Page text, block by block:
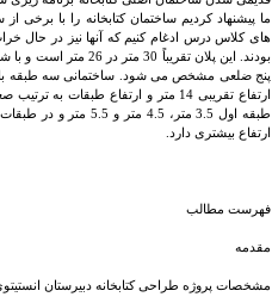
ما پیشنهاد کردیم ساختمان کتابخانه را با برخی از
های کلاس درس ادغام کنیم که آنها نیز در حال
بودند. این پلان تقریباً 30 متر در 26
پنج ضلعی مشخص می شود. ساختمانی سه طبقه با
ارتفاع تقریبی 14 متر و ارتفاع طبقات به
طبقه اول 3.5 متر، 4.5 متر و 5.5 متر
ارتفاع بیشتری دارد.
فهرست مطالب
مقدمه
مشخصات پروژه طراحی کتابخانه دبیرستان